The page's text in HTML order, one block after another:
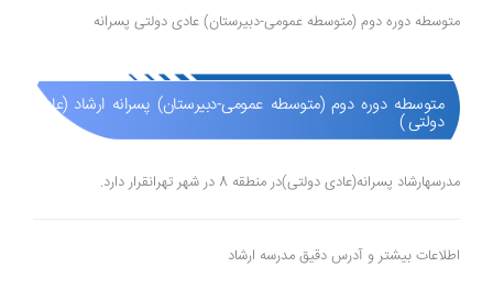
متوسطه دوره دوم (متوسطه عمومی-دبیرستان) عادی دولتی پسرانه
متوسطه دوره دوم (متوسطه عمومی-دبیرستان) پسرانه ارشاد (عادی
دولتی )
مدرسهارشاد پسرانه(عادی دولتی)در منطقه 8 در شهر تهرانقرار دارد.
اطلاعات بیشتر و آدرس دقیق مدرسه ارشاد